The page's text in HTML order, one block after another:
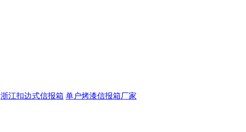
浙江扣边式信报箱 单户烤漆信报箱厂家